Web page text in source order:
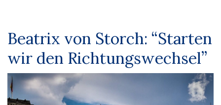
Beatrix von Storch: “Starten
wir den Richtungswechsel”